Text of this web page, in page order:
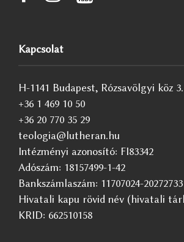
Kapcsolat
H-1141 Budapest, Rózsavölgyi köz 3.
+36 1 469 10 50
+36 20 770 35 29
teologia@lutheran.hu
Intézményi azonosító: FI83342
Adószám: 18157499-1-42
Bankszámlaszám: 11707024-20272733
Hivatali kapu rövid név (hivatali
KRID: 662510158